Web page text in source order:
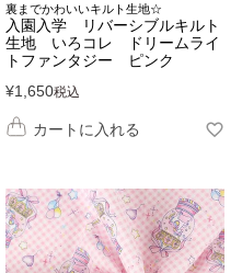
裏までかわいいキルト生地☆
入園入学 リバーシブルキルト
生地 いろコレ ドリームライ
トファンタジー ピンク
¥1,650税込
カートに入れる